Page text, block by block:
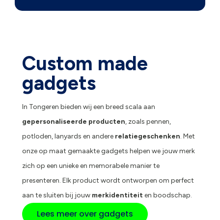
Custom made
gadgets
In Tongeren bieden wij een breed scala aan
gepersonaliseerde producten, zoals pennen,
potloden, lanyards en andere relatiegeschenken. Met
onze op maat gemaakte gadgets helpen we jouw merk
zich op een unieke en memorabele manier te
presenteren. Elk product wordt ontworpen om perfect
aan te sluiten bij jouw merkidentiteiten boodschap.
Lees meer over gadgets